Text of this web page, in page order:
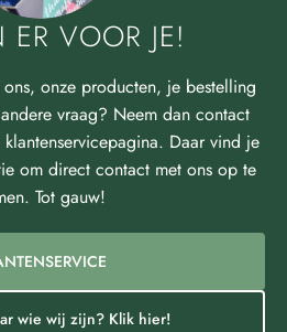
ER VOOR JE!
onze producten, je bestelling
vraag? Neem dan contact
Daar vind je
om direct contact met ons op te
Tot gauw!
wie wij zijn? Klik hier!